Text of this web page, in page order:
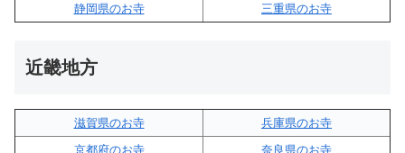
静岡県のお寺
三重県のお寺
近畿地方
滋賀県のお寺
兵庫県のお寺
京都府のお寺
奈良県のお寺